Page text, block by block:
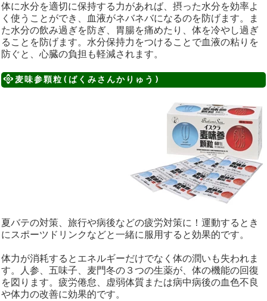
体に水分を適切に保持する力があれば、摂った水分を効率よ
く使うことができ、血液がネバネバになるのを防げます。ま
た水分の飲み過ぎを防ぎ、胃腸を痛めたり、体を冷やし過ぎ
ることを防げます。水分保持力をつけることで血液の粘りを
防ぐと、心臓の負担も軽減されます。
麦味参顆粒(ばくみさんかりゅう)
夏バテの対策、旅行や病後などの疲労対策に！運動するとき
にスポーツドリンクなどと一緒に服用すると効果的です。
体力が消耗するとエネルギーだけでなく体の潤いも失われま
す。人参、五味子、麦門冬の３つの生薬が、体の機能の回復
を図ります。疲労倦怠、虚弱体質または病中病後の血色不良
や体力の改善に効果的です。